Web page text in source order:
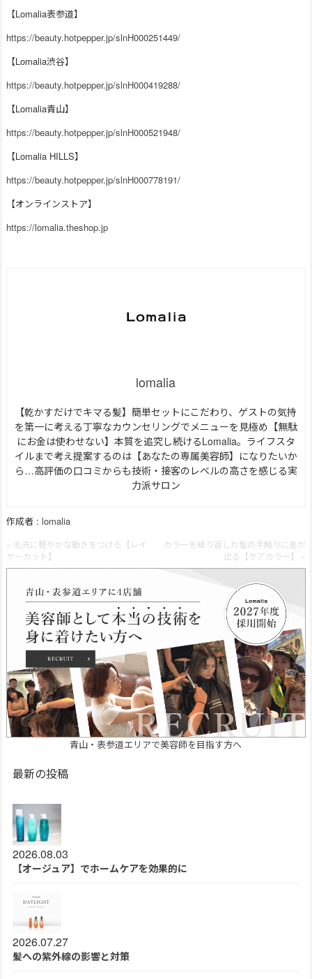
【Lomalia表参道】
https://beauty.hotpepper.jp/slnH000251449/
【Lomalia渋谷】
https://beauty.hotpepper.jp/slnH000419288/
【Lomalia青山】
https://beauty.hotpepper.jp/slnH000521948/
【Lomalia HILLS】
https://beauty.hotpepper.jp/slnH000778191/
【オンラインストア】
https://lomalia.theshop.jp
lomalia
【乾かすだけでキマる髪】簡単セットにこだわり、ゲストの気持
を第一に考える丁寧なカウンセリングでメニューを見極め【無駄
にお金は使わせない】本質を追究し続けるLomalia。ライフスタ
イルまで考え提案するのは【あなたの専属美容師】になりたいか
ら…高評価の口コミからも技術・接客のレベルの高さを感じる実
力派サロン
作成者 : lomalia
« 毛先に軽やかな動きをつける【レイ
ヤーカット】
カラーを繰り返した髪の手触りに差が
出る【ケアカラー】 »
青山・表参道エリアで美容師を目指す方へ
最新の投稿
2026.08.03
【オージュア】でホームケアを効果的に
2026.07.27
髪への紫外線の影響と対策